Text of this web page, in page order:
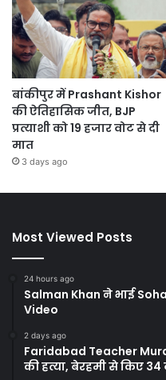
बांकीपुर में Prashant Kishor
की ऐतिहासिक जीत, BJP
प्रत्याशी को 19 हजार वोट से दी
मात
3 days ago
Most Viewed Posts
24 hours ago
Salman Khan ने भाई
Video
2 days ago
Faridabad Teacher
की हत्या, बेरहमी से किए 34